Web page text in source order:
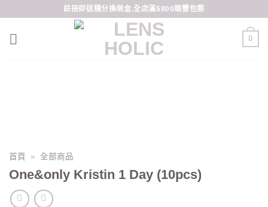
content
註冊即送積分換現金,全店滿$800順豐包郵
0
首頁 » 全部商品
One&only Kristin 1 Day (10pcs)